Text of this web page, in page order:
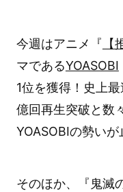
今週はアニメ『 【
マであるYOASOBI
1位を獲得！史上
億回再生突破と数
YOASOBIの勢いが
そのほか、『鬼滅